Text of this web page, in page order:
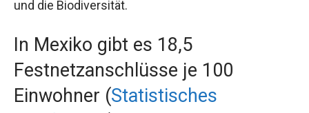
und die Biodiversität.
In Mexiko gibt es 18,5
Festnetzanschlüsse je 100
Einwohner (Statistisches